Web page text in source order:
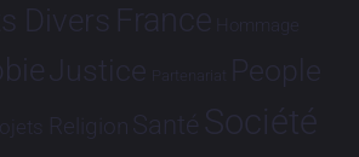
Divers France Hommage
Justice Partenariat People
Religion Santé Société